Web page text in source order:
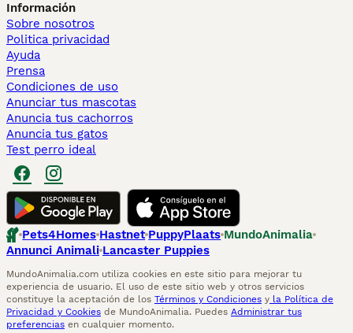
Información
Sobre nosotros
Politica privacidad
Ayuda
Prensa
Condiciones de uso
Anunciar tus mascotas
Anuncia tus cachorros
Anuncia tus gatos
Test perro ideal
Pets4Homes Hastnet PuppyPlaats MundoAnimalia
Annunci Animali Lancaster Puppies
MundoAnimalia.com utiliza cookies en este sitio para mejorar tu
experiencia de usuario. El uso de este sitio web y otros servicios
constituye la aceptación de los Términos y Condiciones y la Política de
Privacidad y Cookies de MundoAnimalia. Puedes Administrar tus
preferencias en cualquier momento.